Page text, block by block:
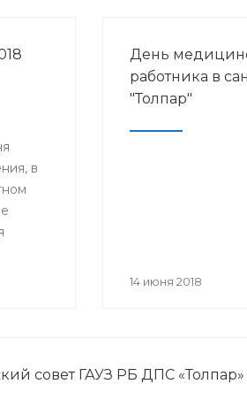
в
День
работника в
"Толпар"
14 июня 2018
совет ГАУЗ РБ ДПС «Толпар»